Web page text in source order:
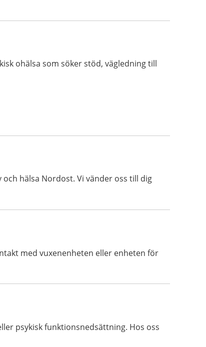
ohälsa som söker stöd, vägledning till
hälsa Nordost. Vi vänder oss till dig
med vuxenenheten eller enheten för
psykisk funktionsnedsättning. Hos oss